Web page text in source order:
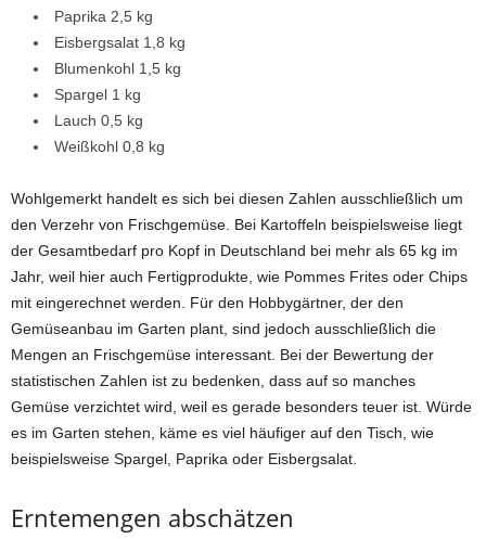
Paprika 2,5 kg
Eisbergsalat 1,8 kg
Blumenkohl 1,5 kg
Spargel 1 kg
Lauch 0,5 kg
Weißkohl 0,8 kg
Wohlgemerkt handelt es sich bei diesen Zahlen ausschließlich um
den Verzehr von Frischgemüse. Bei Kartoffeln beispielsweise liegt
der Gesamtbedarf pro Kopf in Deutschland bei mehr als 65 kg im
Jahr, weil hier auch Fertigprodukte, wie Pommes Frites oder Chips
mit eingerechnet werden. Für den Hobbygärtner, der den
Gemüseanbau im Garten plant, sind jedoch ausschließlich die
Mengen an Frischgemüse interessant. Bei der Bewertung der
statistischen Zahlen ist zu bedenken, dass auf so manches
Gemüse verzichtet wird, weil es gerade besonders teuer ist. Würde
es im Garten stehen, käme es viel häufiger auf den Tisch, wie
beispielsweise Spargel, Paprika oder Eisbergsalat.
Erntemengen abschätzen